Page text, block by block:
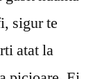
sigur te
atat la